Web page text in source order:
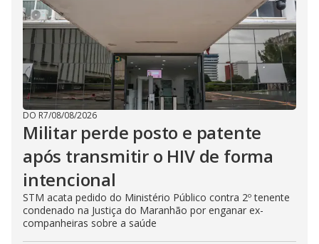
DO R7/08/08/2026
Militar perde posto e patente
após transmitir o HIV de forma
intencional
STM acata pedido do Ministério Público contra 2º tenente
condenado na Justiça do Maranhão por enganar ex-
companheiras sobre a saúde